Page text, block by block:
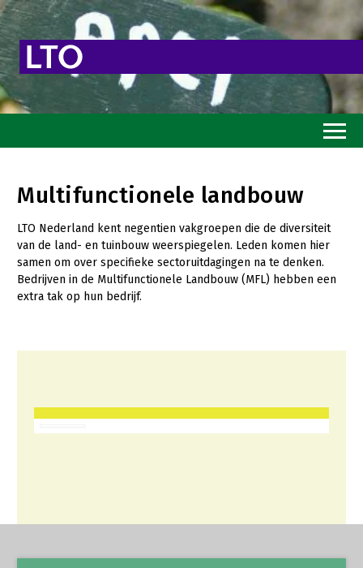
Toekomstvisie
Goed eten
Mooi groen
Sterk ondernemerschap
Gezonde dieren
Multifunctionele landbouw
LTO Nederland kent negentien vakgroepen die de diversiteit
van de land- en tuinbouw weerspiegelen. Leden komen hier
samen om over specifieke sectoruitdagingen na te denken.
Bedrijven in de Multifunctionele Landbouw (MFL) hebben een
extra tak op hun bedrijf.